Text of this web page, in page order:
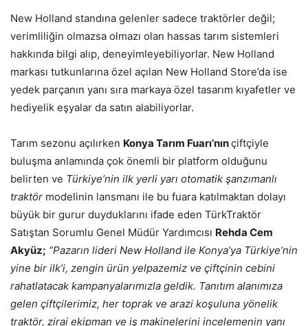
New Holland standına gelenler sadece traktörler değil;
verimliliğin olmazsa olmazı olan hassas tarım sistemleri
hakkında bilgi alıp, deneyimleyebiliyorlar. New Holland
markası tutkunlarına özel açılan New Holland Store’da ise
yedek parçanın yanı sıra markaya özel tasarım kıyafetler ve
hediyelik eşyalar da satın alabiliyorlar.
Tarım sezonu açılırken Konya Tarım Fuarı’nınçiftçiyle
buluşma anlamında çok önemli bir platform olduğunu
belirten ve Türkiye’nin ilk yerli yarı otomatik şanzımanlı
traktör modelinin lansmanı ile bu fuara katılmaktan dolayı
büyük bir gurur duyduklarını ifade eden TürkTraktör
Satıştan Sorumlu Genel Müdür Yardımcısı Rehda Cem
Akyüz; “Pazarın lideri New Holland ile Konya’ya Türkiye’nin
yine bir ilk’i, zengin ürün yelpazemiz ve çiftçinin cebini
rahatlatacak kampanyalarımızla geldik. Tanıtım alanımıza
gelen çiftçilerimiz, her toprak ve arazi koşuluna yönelik
traktör, zirai ekipman ve iş makinelerini incelemenin yanı